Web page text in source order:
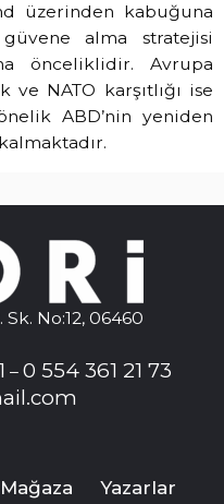
üzerinden kabuğuna
alma stratejisi
önceliklidir. Avrupa
NATO karşıtlığı ise
ABD’nin yeniden
Sk. No:12, 06460
– 0 554 361 21 73
Mağaza Yazarlar